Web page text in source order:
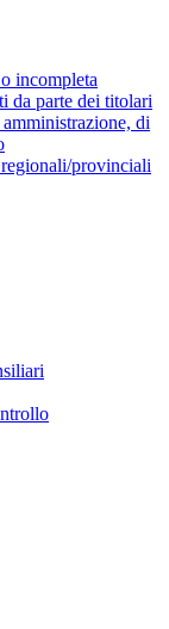
incompleta
da parte dei titolari
di
provinciali